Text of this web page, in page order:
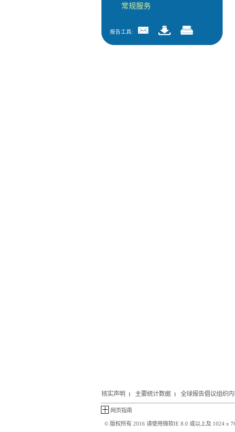
常规服务
报告工具:
核实声明 主要统计数据 全球报告倡议组织内
网页指南
© 版权所有 2016 请使用微软IE 8.0 或以上及 1024 x